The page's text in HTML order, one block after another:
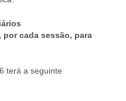
cada sessão, para
terá a seguinte